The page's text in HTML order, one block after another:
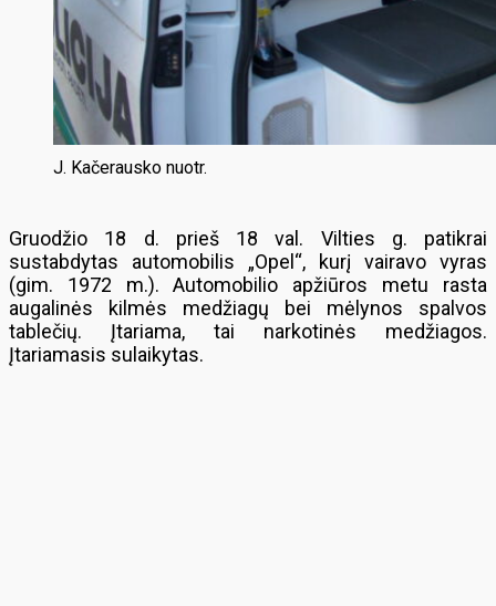
J. Kačerausko nuotr.
Gruodžio 18 d. prieš 18 val. Vilties g. patikrai
sustabdytas automobilis „Opel“, kurį vairavo vyras
(gim. 1972 m.). Automobilio apžiūros metu rasta
augalinės kilmės medžiagų bei mėlynos spalvos
tablečių. Įtariama, tai narkotinės medžiagos.
Įtariamasis sulaikytas.